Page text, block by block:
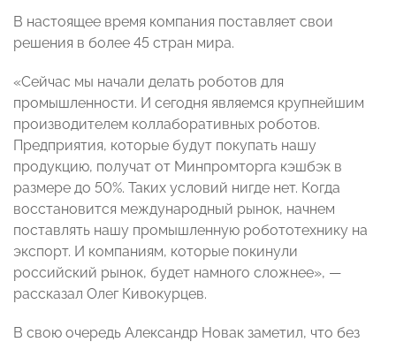
В настоящее время компания поставляет свои
решения в более 45 стран мира.
«Сейчас мы начали делать роботов для
промышленности. И сегодня являемся крупнейшим
производителем коллаборативных роботов.
Предприятия, которые будут покупать нашу
продукцию, получат от Минпромторга кэшбэк в
размере до 50%. Таких условий нигде нет. Когда
восстановится международный рынок, начнем
поставлять нашу промышленную робототехнику на
экспорт. И компаниям, которые покинули
российский рынок, будет намного сложнее», —
рассказал Олег Кивокурцев.
В свою очередь Александр Новак заметил, что без